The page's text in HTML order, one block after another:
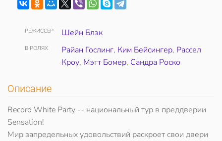
РЕЖИССЕР Шейн Блэк
В РОЛЯХ Райан Гослинг, Ким Бейсингер, Рассел
Кроу, Мэтт Бомер, Сандра Роско
Описание
Record White Party -- национальный тур в преддверии
Sensation!
Мир запредельных удовольствий раскроет свои двери